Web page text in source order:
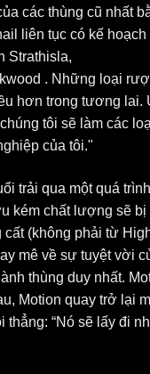
các thùng cũ nhất
liên tục có kế
Strathisla,
. Những loại
hơn trong tương lai.
tôi sẽ làm các
của tôi."
trải qua một quá
kém chất lượng sẽ
(không phải từ
mê về sự tuyệt vời
thùng duy nhất.
Motion quay trở lại
“Nó sẽ lấy đi